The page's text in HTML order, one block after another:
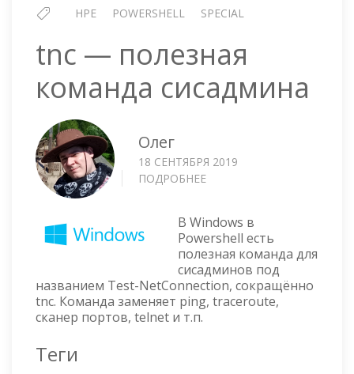
HPE POWERSHELL SPECIAL
tnc — полезная
команда сисадмина
Олег
18 СЕНТЯБРЯ 2019
ПОДРОБНЕЕ
ПОЛЕЗНАЯ
КОМАНДА
СИСАДМИНА
В Windows в
Powershell есть
полезная команда для
сисадминов под
названием Test-NetConnection, сокращённо
tnc. Команда заменяет ping, traceroute,
сканер портов, telnet и т.п.
Теги